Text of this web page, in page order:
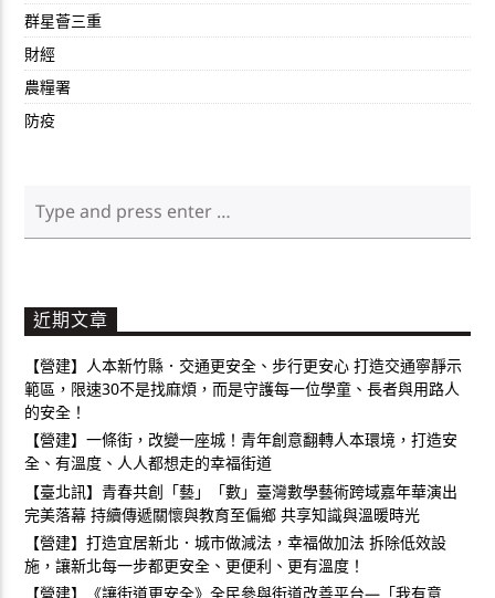
群星薈三重
財經
農糧署
防疫
近期文章
【營建】人本新竹縣．交通更安全、步行更安心 打造交通寧靜示
範區，限速30不是找麻煩，而是守護每一位學童、長者與用路人
的安全！
【營建】一條街，改變一座城！青年創意翻轉人本環境，打造安
全、有溫度、人人都想走的幸福街道
【臺北訊】青春共創「藝」「數」臺灣數學藝術跨域嘉年華演出
完美落幕 持續傳遞關懷與教育至偏鄉 共享知識與溫暖時光
【營建】打造宜居新北．城市做減法，幸福做加法 拆除低效設
施，讓新北每一步都更安全、更便利、更有溫度！
【營建】《讓街道更安全》全民參與街道改善平台—「我有意